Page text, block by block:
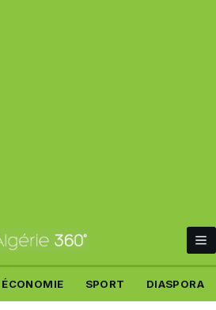
ÉCONOMIE SPORT DIASPORA